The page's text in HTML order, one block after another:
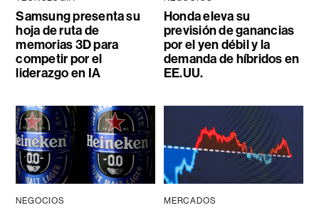
Samsung presenta su
hoja de ruta de
memorias 3D para
competir por el
liderazgo en IA
Honda eleva su
previsión de ganancias
por el yen débil y la
demanda de híbridos en
EE.UU.
NEGOCIOS MERCADOS